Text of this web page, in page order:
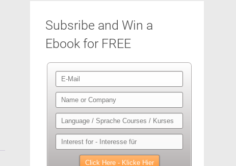
Subsribe and Win a
Ebook for FREE